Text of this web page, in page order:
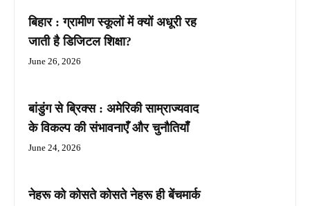
बिहार : ग्रामीण स्कूलों में क्यों अधूरी रह
जाती है डिजिटल शिक्षा?
June 26, 2026
बांडुंग से ब्रिक्स : अमेरिकी साम्राज्यवाद
के विकल्प की संभावनाएँ और चुनौतियाँ
June 24, 2026
नेहरू को कोसते कोसते नेहरू ही बेंचमार्क